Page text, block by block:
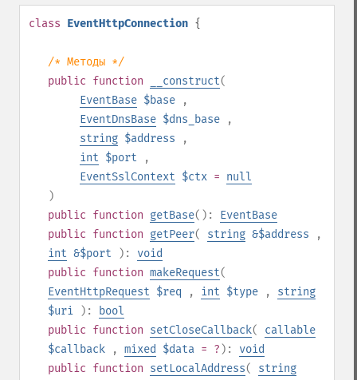
class EventHttpConnection {
/* Методы */
public function __construct(
EventBase $base
,
EventDnsBase $dns_base
,
string $address
,
int $port
,
EventSslContext $ctx = null
)
public function getBase(): EventBase
public function getPeer( string &$address
,
int &$port ): void
public function makeRequest(
EventHttpRequest $req , int $type , string
$uri
):
bool
public function setCloseCallback(
callable
$callback
, mixed $data = ? ): void
public function setLocalAddress(
string